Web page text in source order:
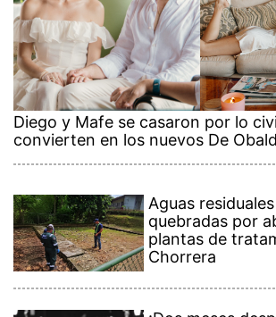
Diego y Mafe se casaron por lo
convierten en los nuevos De
Aguas
quebradas por
plantas de
Chorrera